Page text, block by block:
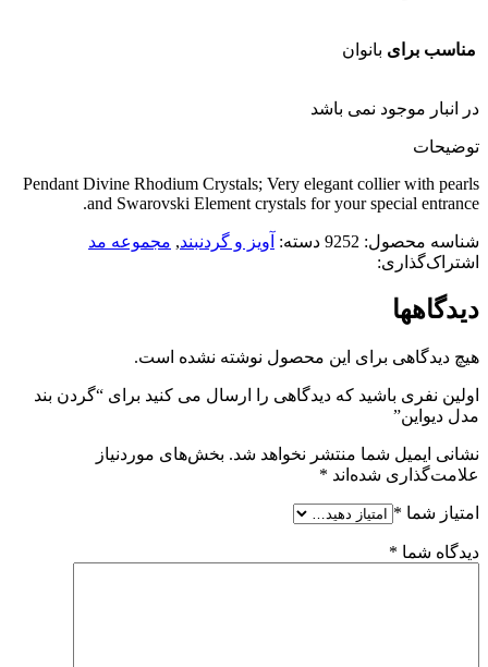
مناسب برای بانوان
در انبار موجود نمی باشد
توضیحات
Pendant Divine Rhodium Crystals; Very elegant collier with pearls
and Swarovski Element crystals for your special entrance.
شناسه محصول: 9252 دسته: آویز و گردنبند, مجموعه مد
اشتراک‌گذاری:
دیدگاهها
هیچ دیدگاهی برای این محصول نوشته نشده است.
اولین نفری باشید که دیدگاهی را ارسال می کنید برای “گردن بند
مدل دیواین”
نشانی ایمیل شما منتشر نخواهد شد. بخش‌های موردنیاز
علامت‌گذاری شده‌اند *
امتیاز شما *
دیدگاه شما *